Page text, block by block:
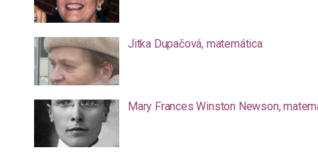
Jitka Dupačová, matemática
Mary Frances Winston Newson,